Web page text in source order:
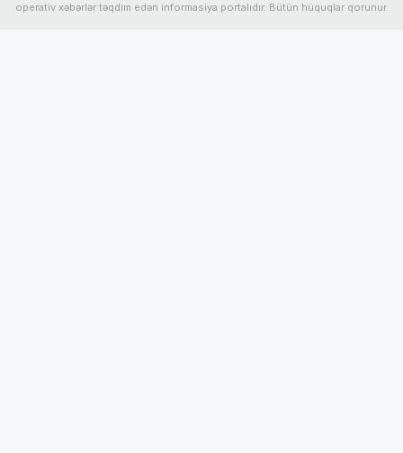
operativ xəbərlər təqdim edən informasiya portalıdır. Bütün hüquqlar qorunur.